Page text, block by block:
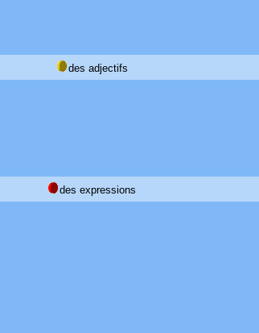
des adjectifs
des expressions